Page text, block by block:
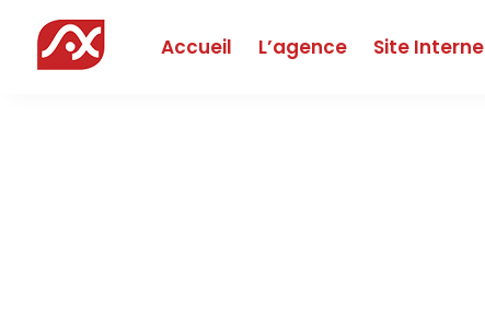
Accueil L’agence Site